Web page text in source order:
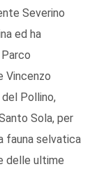
Severino
ed ha
Vincenzo
Pollino,
Sola, per
fauna selvatica
delle ultime